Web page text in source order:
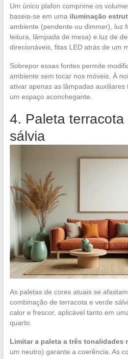
Um único plafon comprime os
baseia-se em uma iluminação
ambiente (pendente ou dimmer), luz
leitura, lâmpada de mesa) e luz de
direcionáveis, fitas LED atrás de um
Sobrepor essas fontes permite
ambiente sem tocar nos móveis. À
ativar apenas as lâmpadas
um espaço aconchegante.
4. Paleta terracota
sálvia
As paletas de cores atuais se
combinação de terracota e verde
calor e frescor, aplicável tanto em
quarto.
Limitar a paleta a três tonalidades
um neutro) garante a coerência. As